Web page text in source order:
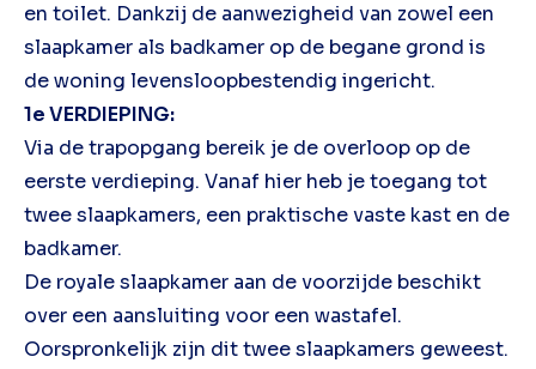
en toilet. Dankzij de aanwezigheid van zowel een
slaapkamer als badkamer op de begane grond is
de woning levensloopbestendig ingericht.
1e VERDIEPING:
Via de trapopgang bereik je de overloop op de
eerste verdieping. Vanaf hier heb je toegang tot
twee slaapkamers, een praktische vaste kast en de
badkamer.
De royale slaapkamer aan de voorzijde beschikt
over een aansluiting voor een wastafel.
Oorspronkelijk zijn dit twee slaapkamers geweest.